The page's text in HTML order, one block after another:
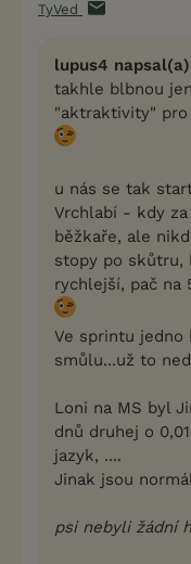
TyVed
lupus4
takhle blbnou
"aktraktivity"
u nás se tak
Vrchlabí - kdy
běžkaře, ale
stopy po skůtru,
rychlejší, pač
Ve sprintu jedno
smůlu...už to
Loni na MS byl
dnů druhej o
jazyk, ....
Jinak jsou
psi nebyli žádní